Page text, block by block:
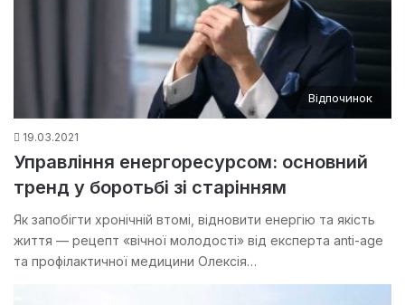
Відпочинок
19.03.2021
Управління енергоресурсом: основний
тренд у боротьбі зі старінням
Як запобігти хронічній втомі, відновити енергію та якість
життя — рецепт «вічної молодості» від експерта anti-age
та профілактичної медицини Олексія…